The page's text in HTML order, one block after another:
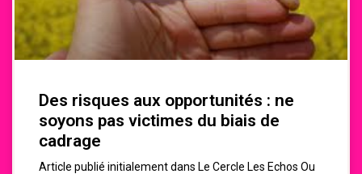
Des risques aux opportunités : ne
soyons pas victimes du biais de
cadrage
Article publié initialement dans Le Cercle Les Echos Ou